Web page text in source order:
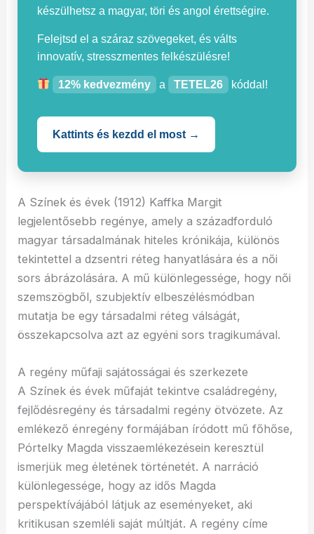
készülhetsz a magyar, töri és angol érettségire.
Felejtsd el a száraz szövegeket, és válts
innovatív, stresszmentes felkészülésre!
12% kedvezmény a TETEL26 kóddal!
Kattints és kezdd el most →
A Színek és évek (1912) Kaffka Margit
legjelentősebb regénye, amely a századforduló
magyar társadalmának hiteles krónikája, különös
tekintettel a dzsentri réteg hanyatlására és a női
sors ábrázolására. A mű különlegessége, hogy női
szemszögből, szubjektív elbeszélésmódban
mutatja be egy társadalmi réteg válságát,
összekapcsolva azt az egyéni sors tragikumával.
A regény műfaji sajátosságai és szerkezete
A Színek és évek műfaját tekintve családregény,
fejlődésregény és társadalmi regény ötvözete. Az
emlékező énregény formájában íródott mű főhőse,
Pórtelky Magda visszaemlékezésein keresztül
ismerjük meg életének történetét. A narráció
különlegessége, hogy az idős Magda
perspektívájából látjuk az eseményeket, aki
kritikusan szemléli saját múltját. A regény címe